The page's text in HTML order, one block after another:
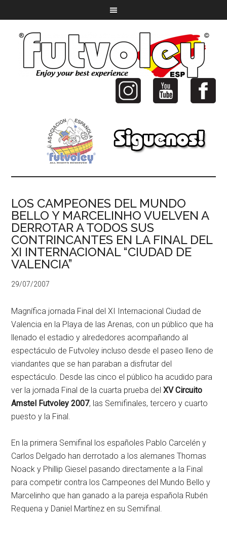
LOS CAMPEONES DEL MUNDO
BELLO Y MARCELINHO VUELVEN A
DERROTAR A TODOS SUS
CONTRINCANTES EN LA FINAL DEL
XI INTERNACIONAL “CIUDAD DE
VALENCIA”
29/07/2007
Magnífica jornada Final del XI Internacional Ciudad de
Valencia en la Playa de las Arenas, con un público que ha
llenado el estadio y alrededores acompañando al
espectáculo de Futvoley incluso desde el paseo lleno de
viandantes que se han paraban a disfrutar del
espectáculo. Desde las cinco el público ha acudido para
ver la jornada Final de la cuarta prueba delXV Circuito
Amstel Futvoley 2007, las Semifinales, tercero y cuarto
puesto y la Final.
En la primera Semifinal los españoles Pablo Carcelén y
Carlos Delgado han derrotado a los alemanes Thomas
Noack y Phillip Giesel pasando directamente a la Final
para competir contra los Campeones del Mundo Bello y
Marcelinho que han ganado a la pareja española Rubén
Requena y Daniel Martínez en su Semifinal.